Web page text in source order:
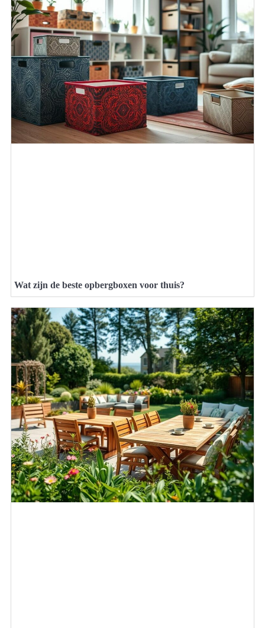
Wat zijn de beste opbergboxen voor thuis?